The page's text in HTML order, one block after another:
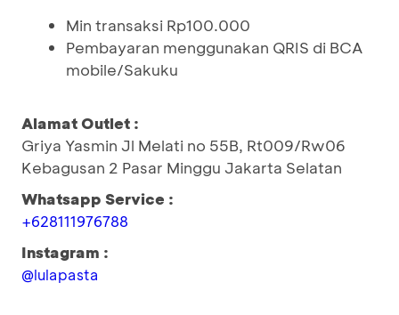
Min transaksi Rp100.000
Pembayaran menggunakan QRIS di BCA
mobile/Sakuku
Alamat Outlet :
Griya Yasmin Jl Melati no 55B, Rt009/Rw06
Kebagusan 2 Pasar Minggu Jakarta Selatan
Whatsapp Service :
+628111976788
Instagram :
@lulapasta